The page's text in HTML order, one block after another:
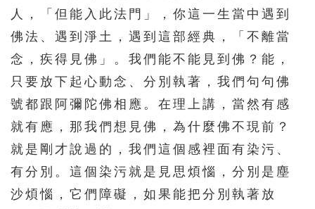
人，「但能入此法門」，你這一生當中遇到
佛法、遇到淨土，遇到這部經典，「不離當
念，疾得見佛」。我們能不能見到佛？能，
只要放下起心動念、分別執著，我們句句佛
號都跟阿彌陀佛相應。在理上講，當然有感
就有應，那我們想見佛，為什麼佛不現前？
就是剛才說過的，我們這個感裡面有染污、
有分別。這個染污就是見思煩惱，分別是塵
沙煩惱，它們障礙，如果能把分別執著放